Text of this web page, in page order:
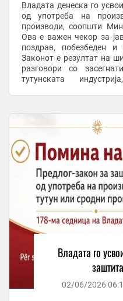
Владата денеска го
од употреба на
производи, соопшти
Ова е важен чекор за
поздрав, побезбеден и
Законот е резултат на
разговори со
тутунската
Владата го
02/06/2026